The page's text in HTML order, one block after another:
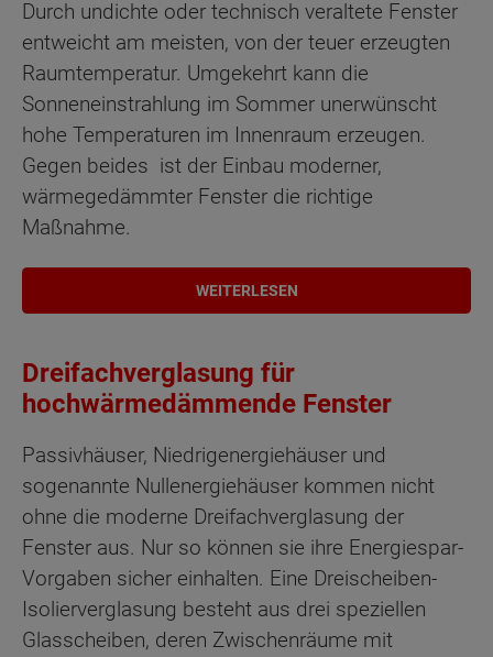
Durch undichte oder technisch veraltete Fenster
entweicht am meisten, von der teuer erzeugten
Raumtemperatur. Umgekehrt kann die
Sonneneinstrahlung im Sommer unerwünscht
hohe Temperaturen im Innenraum erzeugen.
Gegen beides ist der Einbau moderner,
wärmegedämmter Fenster die richtige
Maßnahme.
WEITERLESEN
Dreifachverglasung für
hochwärmedämmende Fenster
Passivhäuser, Niedrigenergiehäuser und
sogenannte Nullenergiehäuser kommen nicht
ohne die moderne Dreifachverglasung der
Fenster aus. Nur so können sie ihre Energiespar-
Vorgaben sicher einhalten. Eine Dreischeiben-
Isolierverglasung besteht aus drei speziellen
Glasscheiben, deren Zwischenräume mit